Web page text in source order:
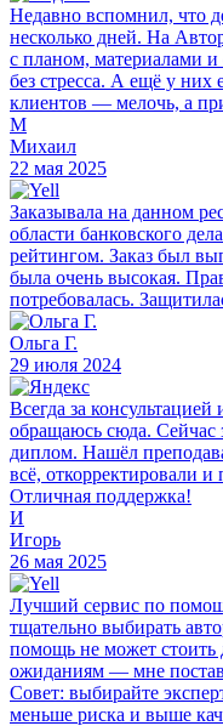
Недавно вспомнил, что
несколько дней. На
с планом, материалами
без стресса. А ещё у них
клиентов — мелочь, а
М
Михаил
22 мая 2025
Заказывала на данном
области банковского
рейтингом. Заказ был
была очень высокая.
потребовалась.
Ольга Г.
29 июля 2024
Всегда за
обращаюсь сюда. Сейчас
диплом. Нашёл
всё, откорректировали
Отличная поддержка!
И
Игорь
26 мая 2025
Лучший сервис по
тщательно выбирать
помощь не может стоить
ожиданиям — мне
Совет: выбирайте
меньше риска и выше